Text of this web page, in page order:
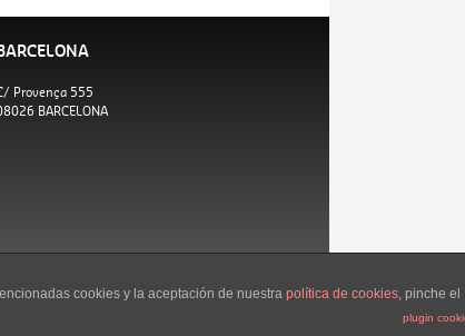
Provença 555
BARCELONA
cookies y la aceptación de nuestra política de cookies, pinche el
plugin